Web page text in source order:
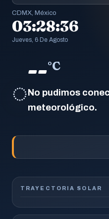
CDMX, México
03:28:37
Jueves, 6 De Agosto
◌
--°C
No pudimos
meteorológico.
TRAYECTORIA SOLAR